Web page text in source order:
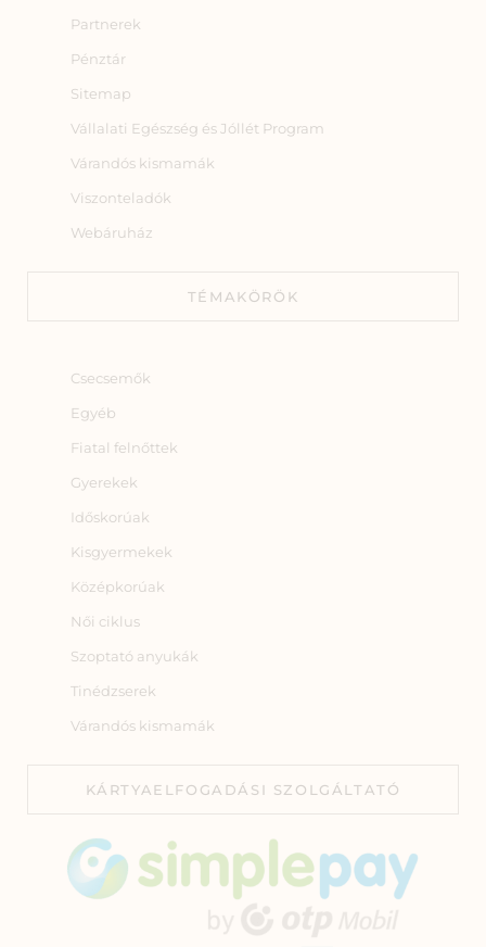
Partnerek
Pénztár
Sitemap
Vállalati Egészség és Jóllét Program
Várandós kismamák
Viszonteladók
Webáruház
TÉMAKÖRÖK
Csecsemők
Egyéb
Fiatal felnőttek
Gyerekek
Időskorúak
Kisgyermekek
Középkorúak
Női ciklus
Szoptató anyukák
Tinédzserek
Várandós kismamák
KÁRTYAELFOGADÁSI SZOLGÁLTATÓ